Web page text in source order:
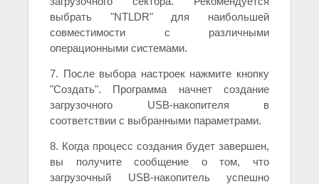
выбрать "NTLDR" для наибольшей
совместимости с различными
операционными системами.
7. После выбора настроек нажмите кнопку
"Создать". Программа начнет создание
загрузочного USB-накопителя в
соответствии с выбранными параметрами.
8. Когда процесс создания будет завершен,
вы получите сообщение о том, что
загрузочный USB-накопитель успешно